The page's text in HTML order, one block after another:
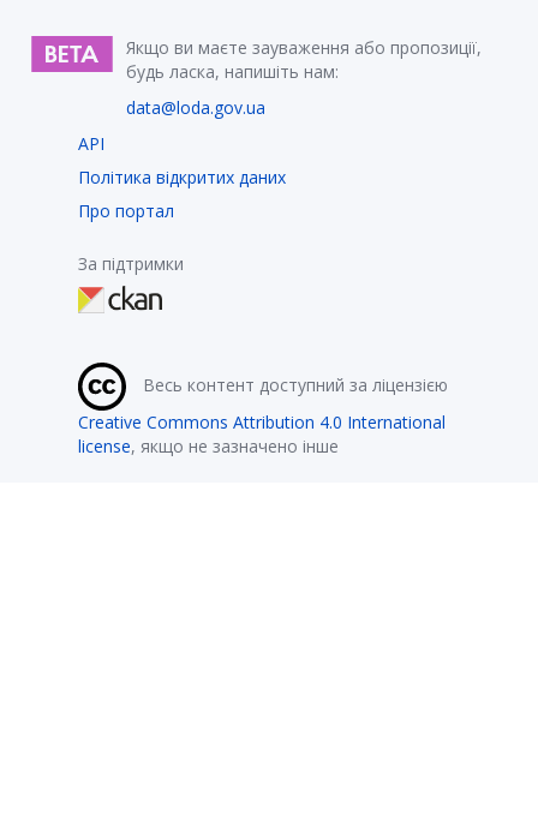
Якщо ви маєте зауваження або пропозиції,
будь ласка, напишіть нам:
data@loda.gov.ua
API
Політика відкритих даних
Про портал
За підтримки
Весь контент доступний за ліцензією
Creative Commons Attribution 4.0 International
license, якщо не зазначено інше